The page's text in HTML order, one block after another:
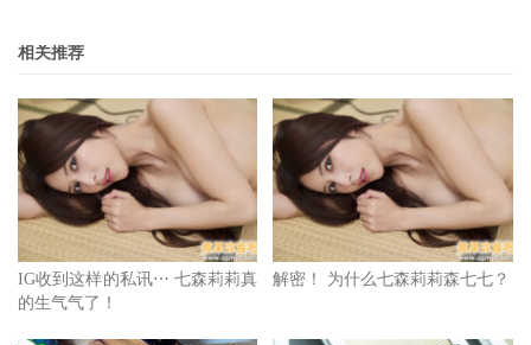
片，现在已经算实质休业了〜
5.渡辺まお( 渡边真央 结城瑠美奈 身分曝光
这两位一起说是因为有相似之处，渡辺まお(渡边真央)是早
相关推荐
IG收到这样的私讯⋯ 七森莉莉真
的生气气了！
解密！ 为什么七森莉莉森七七？